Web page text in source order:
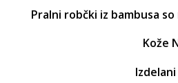
Pralni robčki iz bambusa
Kože